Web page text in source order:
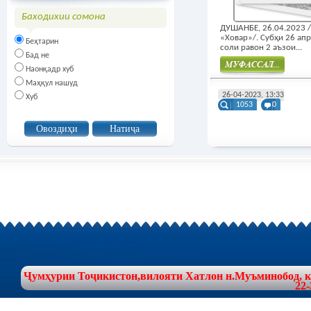
Баходихии сомона
Беҳтарин
Бад не
Наонқадр хуб
Маҳқул нашуд
Хуб
ДУШАНБЕ, 26.04.2023
«Ховар»/. Субҳи 26
соли равон 2 аъзои...
26-04-2023, 13:33
1053
0
Ҷумҳурии Тоҷикистон,вилояти Хатлон н.Муъминобод,